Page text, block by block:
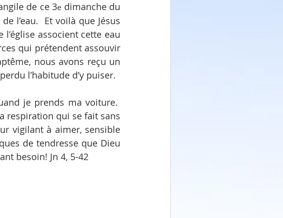
de ce 3e dimanche du
l’eau.  Et voilà que Jésus
associent cette eau
qui prétendent assouvir
nous avons reçu un
l’habitude d’y puiser.
je prends ma voiture.
respiration qui se fait sans
vigilant à aimer, sensible
de tendresse que Dieu
besoin! Jn 4, 5-42